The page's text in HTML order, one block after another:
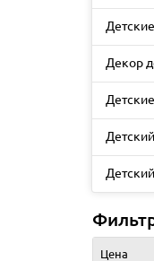
Декор
Цена